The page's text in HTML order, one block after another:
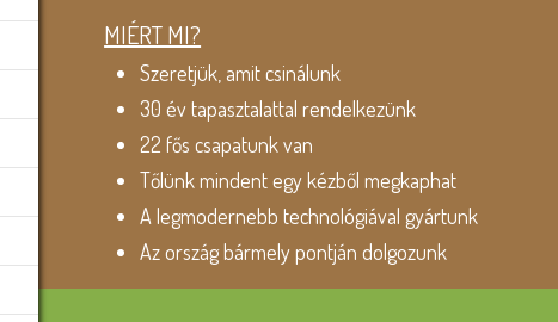
MIÉRT MI?
Szeretjük, amit csinálunk
30 év tapasztalattal rendelkezünk
22 fős csapatunk van
Tőlünk mindent egy kézből megkaphat
A legmodernebb technológiával gyártunk
Az ország bármely pontján dolgozunk